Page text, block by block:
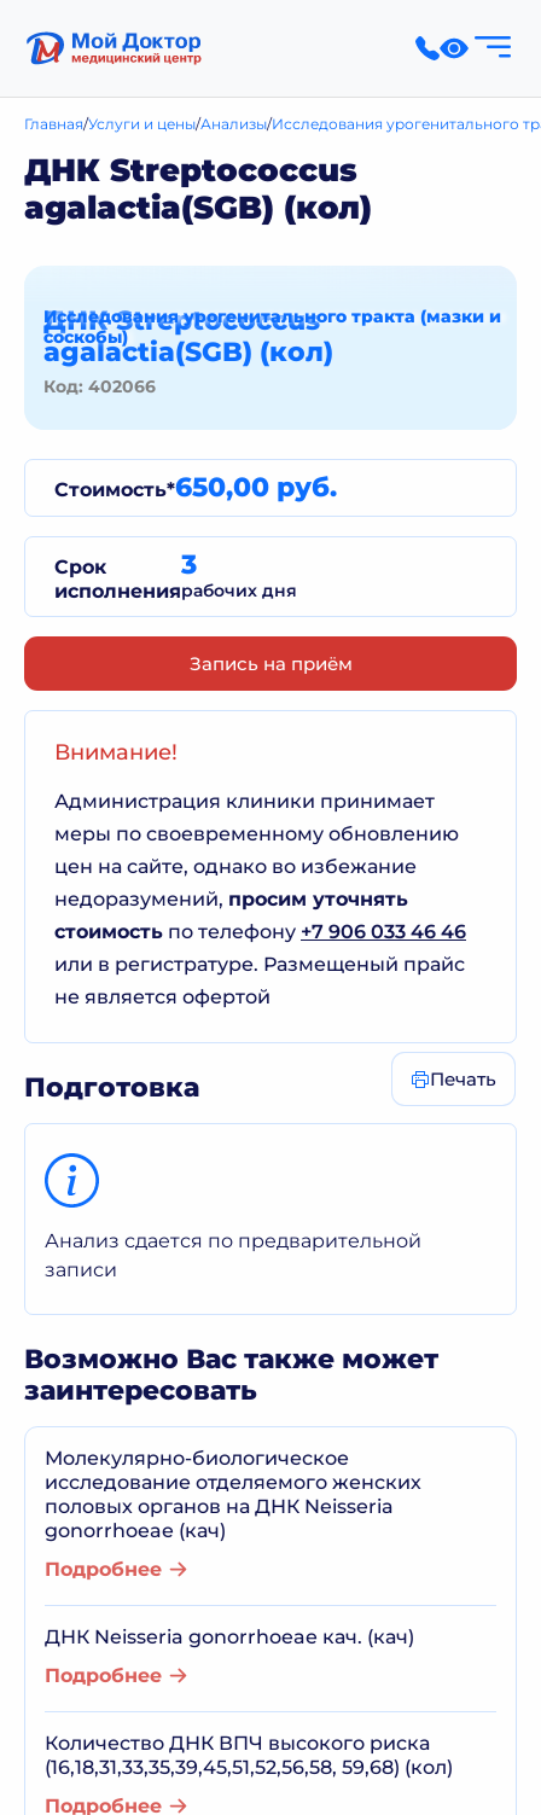
Главная Услуги и цены Анализы Исследования урогенитального
ДНК Streptococcus
agalactia(SGB) (кол)
ДНК Streptococcus
agalactia(SGB) (кол)
Код: 402066
Исследования урогенитального тракта (мазки и
соскобы)
Стоимость*650,00 руб.
Срок
исполнения
3
рабочих дня
Запись на приём
Внимание!
Администрация клиники принимает
меры по своевременному обновлению
цен на сайте, однако во избежание
недоразумений, просим уточнять
стоимость по телефону +7 906 033 46 46
или в регистратуре. Размещеный прайс
не является офертой
Подготовка Печать
Анализ сдается по предварительной
записи
Возможно Вас также может
заинтересовать
Молекулярно-биологическое
исследование отделяемого женских
половых органов на ДНК Neisseria
gonorrhoeae (кач)
Подробнее
ДНК Neisseria gonorrhoeae кач. (кач)
Подробнее
Количество ДНК ВПЧ высокого риска
(16,18,31,33,35,39,45,51,52,56,58, 59,68) (кол)
Подробнее